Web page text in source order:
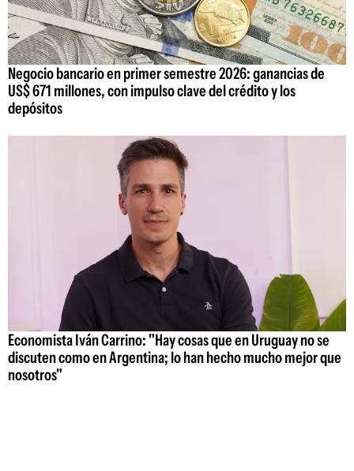
Negocio bancario en primer semestre 2026: ganancias de
US$ 671 millones, con impulso clave del crédito y los
depósitos
Economista Iván Carrino: "Hay cosas que en Uruguay no se
discuten como en Argentina; lo han hecho mucho mejor que
nosotros"